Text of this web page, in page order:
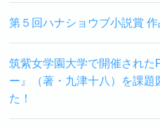
第５回ハナショウブ小説賞
筑紫女学園大学で開催された
ー』（著・九津十八）を課題
た！